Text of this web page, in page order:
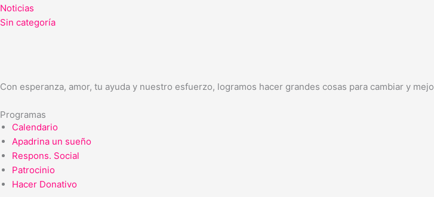
Noticias
Sin categoría
Con esperanza, amor, tu ayuda y nuestro esfuerzo, logramos hacer grandes cosas para cambiar y
Programas
Calendario
Apadrina un sueño
Respons. Social
Patrocinio
Hacer Donativo